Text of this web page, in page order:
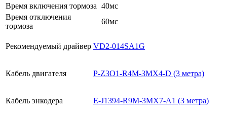
Время включения тормоза 40мс
Время отключения
тормоза
60мс
Рекомендуемый драйвер VD2-014SA1G
Кабель двигателя P-Z3O1-R4M-3MX4-D (3 метра)
Кабель энкодера E-J1394-R9M-3MX7-A1 (3 метра)